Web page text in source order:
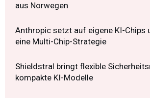
aus Norwegen
Anthropic setzt auf eigene KI-Chips
eine Multi-Chip-Strategie
Shieldstral bringt flexible
kompakte KI-Modelle